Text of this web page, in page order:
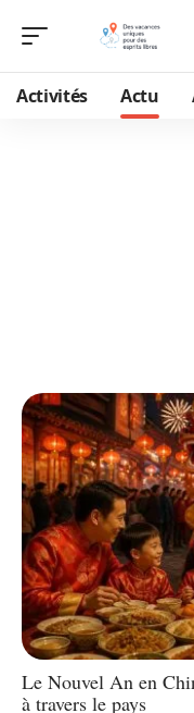
Activités Actu
Le Nouvel An en
à travers le pays